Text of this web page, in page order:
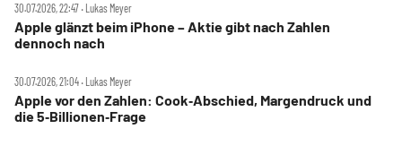
30.07.2026, 22:47 ‧ Lukas Meyer
Apple glänzt beim iPhone – Aktie gibt nach Zahlen
dennoch nach
30.07.2026, 21:04 ‧ Lukas Meyer
Apple vor den Zahlen: Cook‑Abschied, Margendruck und
die 5‑Billionen‑Frage